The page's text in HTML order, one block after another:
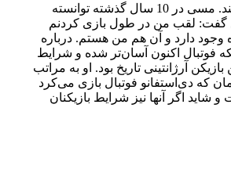
لیونل مسی بار دیگر همراه با بارسلونا به قهرمانی در لالیگا رسید تا یک قهرمانی دیگر را به کارنامه خود اضافه کند. مسی در 10 سال گذشته توانسته
گفت:‌ لقب من در طول بازی کردنم
وجود دارد و آن هم من هستم. درباره
فوتبال اکنون آسان‌تر شده و شرایط
آرژانتینی تاریخ بود. او به مراتب
که دی‌استفانو فوتبال بازی می‌کرد
اگر آنها نیز شرایط بازیکنان